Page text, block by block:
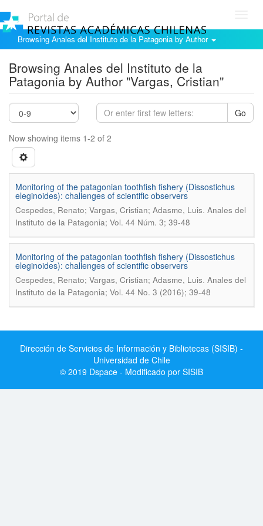
Browsing Anales del Instituto de la Patagonia by Author
Browsing Anales del Instituto de la
Patagonia by Author "Vargas, Cristian"
Go
Now showing items 1-2 of 2
Monitoring of the patagonian toothfish fishery (Dissostichus
eleginoides): challenges of scientific observers
Cespedes, Renato; Vargas, Cristian; Adasme, Luis. Anales del
Instituto de la Patagonia; Vol. 44 Núm. 3; 39-48
Monitoring of the patagonian toothfish fishery (Dissostichus
eleginoides): challenges of scientific observers
Cespedes, Renato; Vargas, Cristian; Adasme, Luis. Anales del
Instituto de la Patagonia; Vol. 44 No. 3 (2016); 39-48
Dirección de Servicios de Información y Bibliotecas (SISIB) -
Universidad de Chile
© 2019 Dspace - Modificado por SISIB